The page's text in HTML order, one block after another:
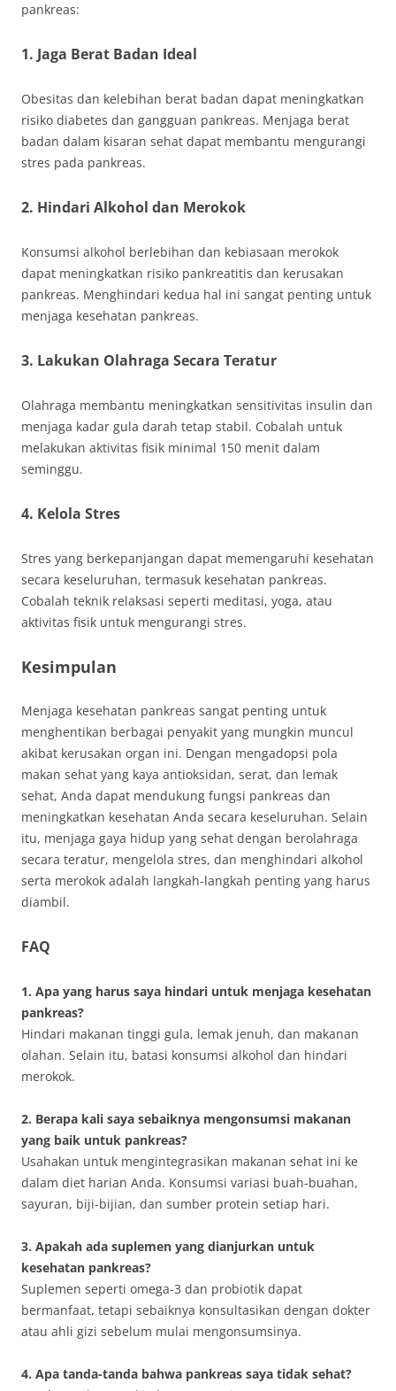
pankreas:
1. Jaga Berat Badan Ideal
Obesitas dan kelebihan berat badan dapat meningkatkan
risiko diabetes dan gangguan pankreas. Menjaga berat
badan dalam kisaran sehat dapat membantu mengurangi
stres pada pankreas.
2. Hindari Alkohol dan Merokok
Konsumsi alkohol berlebihan dan kebiasaan merokok
dapat meningkatkan risiko pankreatitis dan kerusakan
pankreas. Menghindari kedua hal ini sangat penting untuk
menjaga kesehatan pankreas.
3. Lakukan Olahraga Secara Teratur
Olahraga membantu meningkatkan sensitivitas insulin dan
menjaga kadar gula darah tetap stabil. Cobalah untuk
melakukan aktivitas fisik minimal 150 menit dalam
seminggu.
4. Kelola Stres
Stres yang berkepanjangan dapat memengaruhi kesehatan
secara keseluruhan, termasuk kesehatan pankreas.
Cobalah teknik relaksasi seperti meditasi, yoga, atau
aktivitas fisik untuk mengurangi stres.
Kesimpulan
Menjaga kesehatan pankreas sangat penting untuk
menghentikan berbagai penyakit yang mungkin muncul
akibat kerusakan organ ini. Dengan mengadopsi pola
makan sehat yang kaya antioksidan, serat, dan lemak
sehat, Anda dapat mendukung fungsi pankreas dan
meningkatkan kesehatan Anda secara keseluruhan. Selain
itu, menjaga gaya hidup yang sehat dengan berolahraga
secara teratur, mengelola stres, dan menghindari alkohol
serta merokok adalah langkah-langkah penting yang harus
diambil.
FAQ
1. Apa yang harus saya hindari untuk menjaga kesehatan
pankreas?
Hindari makanan tinggi gula, lemak jenuh, dan makanan
olahan. Selain itu, batasi konsumsi alkohol dan hindari
merokok.
2. Berapa kali saya sebaiknya mengonsumsi makanan
yang baik untuk pankreas?
Usahakan untuk mengintegrasikan makanan sehat ini ke
dalam diet harian Anda. Konsumsi variasi buah-buahan,
sayuran, biji-bijian, dan sumber protein setiap hari.
3. Apakah ada suplemen yang dianjurkan untuk
kesehatan pankreas?
Suplemen seperti omega-3 dan probiotik dapat
bermanfaat, tetapi sebaiknya konsultasikan dengan dokter
atau ahli gizi sebelum mulai mengonsumsinya.
4. Apa tanda-tanda bahwa pankreas saya tidak sehat?